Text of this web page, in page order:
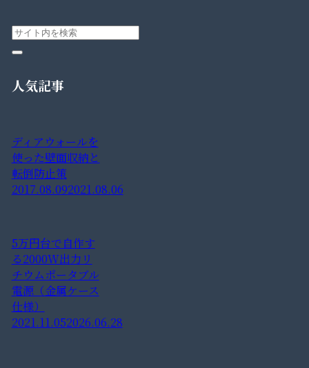
人気記事
ディアウォールを
使った壁面収納と
転倒防止策
2017.08.092021.08.06
5万円台で自作す
る2000W出力リ
チウムポータブル
電源（金属ケース
仕様）
2021.11.052026.06.28